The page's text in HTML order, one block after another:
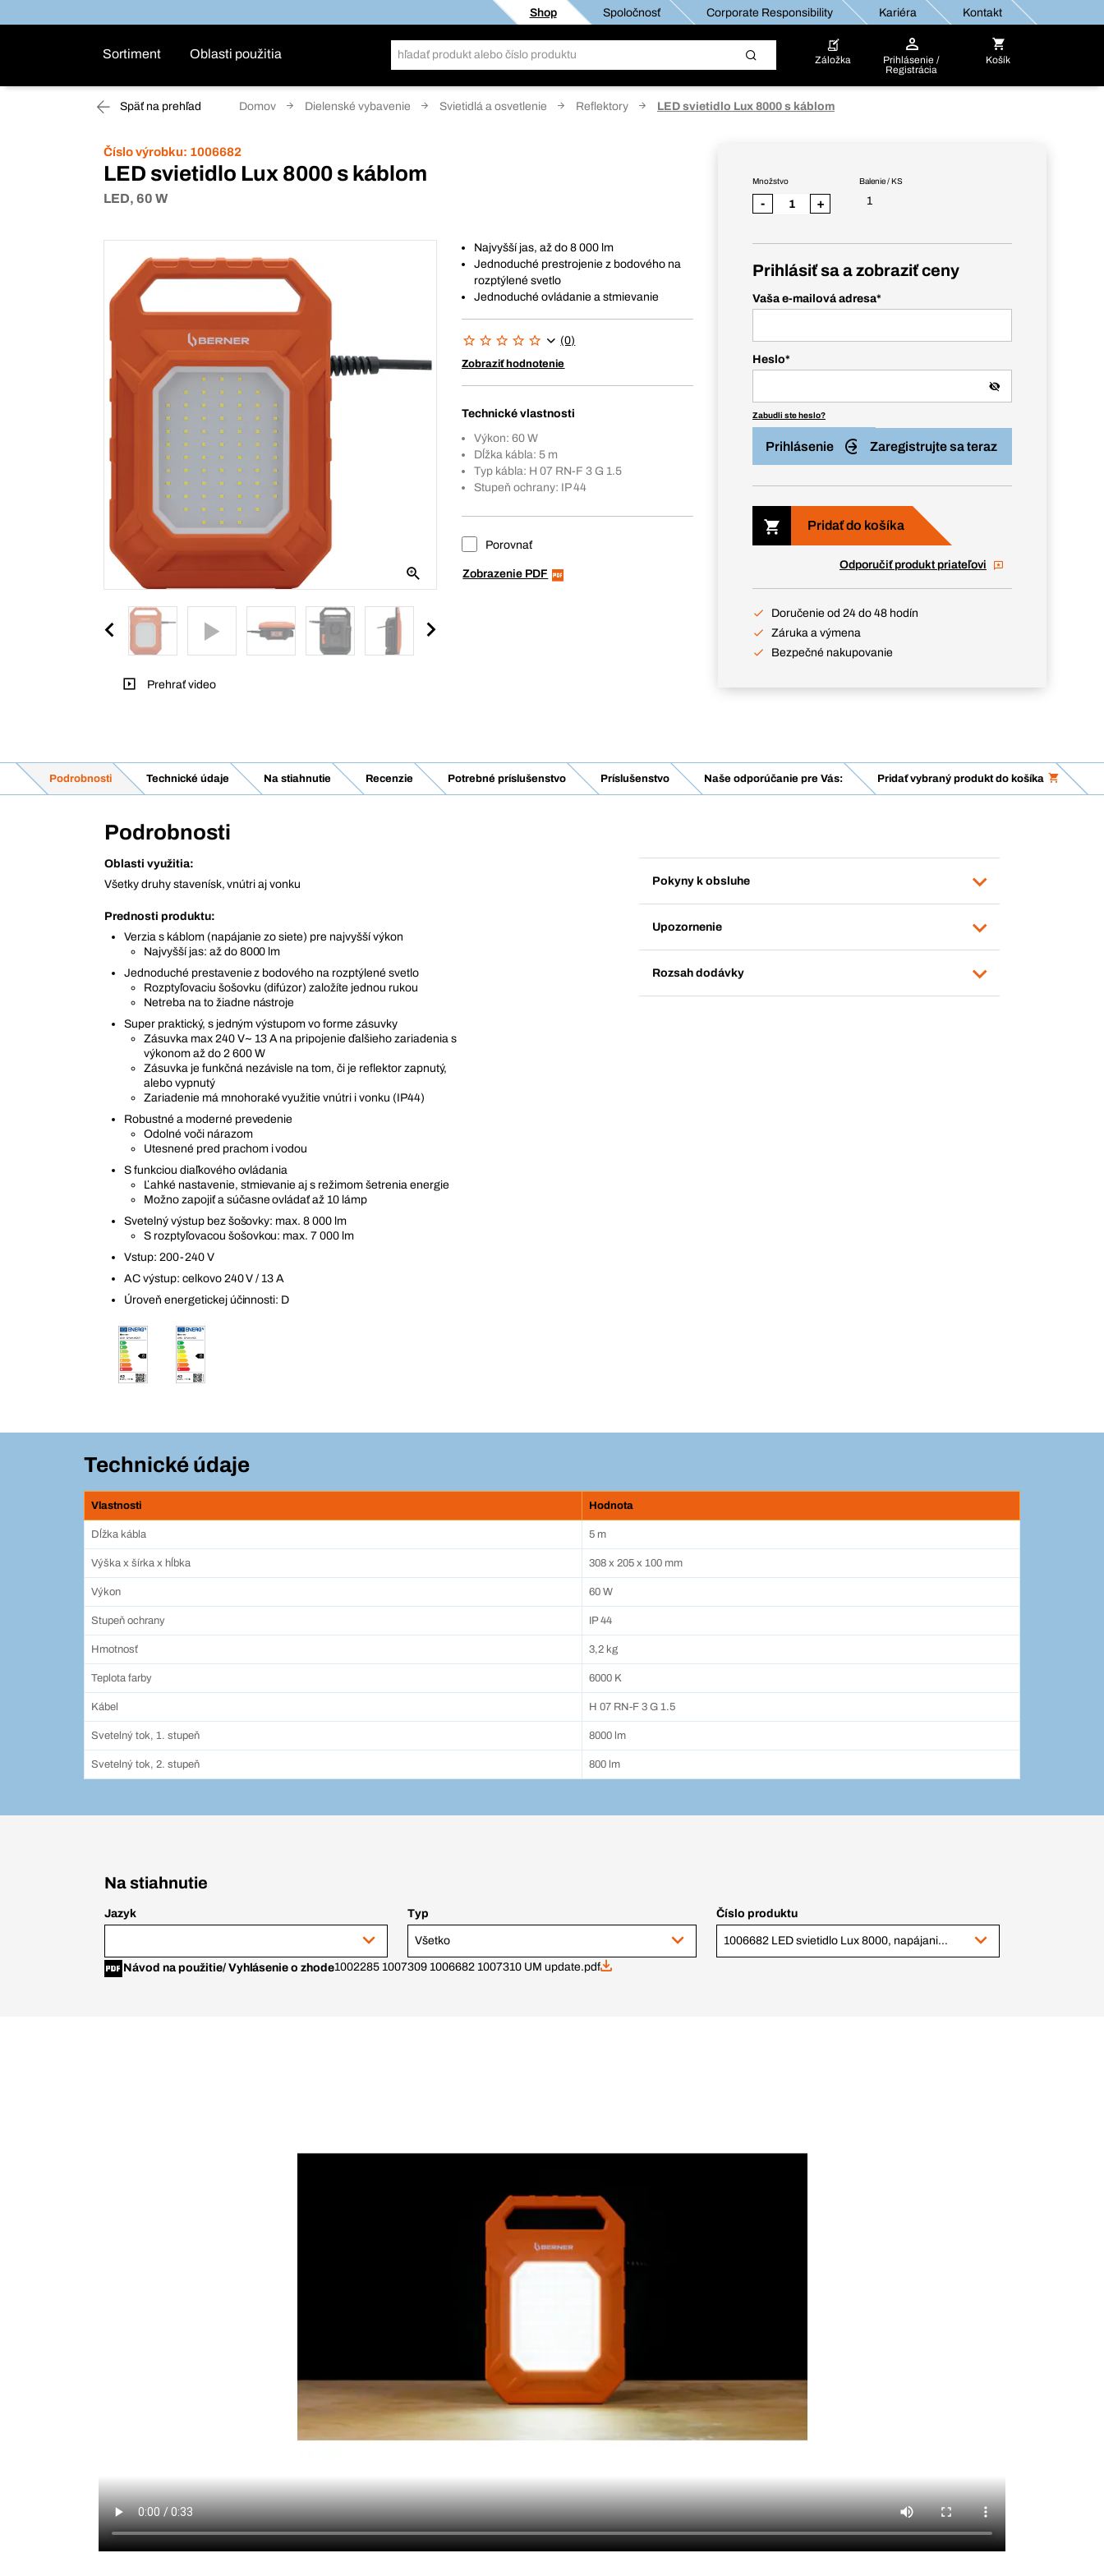
Shop Spoločnosť Corporate Responsibility Kariéra Kontakt
Sortiment Oblasti použitia Záložka
Prihlásenie /
Registrácia
Košík
Späť na prehľad Domov Dielenské vybavenie Svietidlá a osvetlenie Reflektory LED svietidlo Lux 8000 s káblom
Číslo výrobku: 1006682
LED svietidlo Lux 8000 s káblom
LED, 60 W
Prehrať video
Najvyšší jas, až do 8 000 lm
Jednoduché prestrojenie z bodového na
rozptýlené svetlo
Jednoduché ovládanie a stmievanie
(0)
Zobraziť hodnotenie
Technické vlastnosti
Výkon: 60 W
Dĺžka kábla: 5 m
Typ kábla: H 07 RN-F 3 G 1.5
Stupeň ochrany: IP 44
Porovnať
Zobrazenie PDF
Balenie / KS
1
Množstvo
- +
Prihlásiť sa a zobraziť ceny
Vaša e-mailová adresa*
Heslo*
Zabudli ste heslo?
Prihlásenie Zaregistrujte sa teraz
Pridať do košíka
Odporučiť produkt priateľovi
Doručenie od 24 do 48 hodín
Záruka a výmena
Bezpečné nakupovanie
Podrobnosti Technické údaje Na stiahnutie Recenzie Potrebné príslušenstvo Príslušenstvo Naše odporúčanie pre Vás: Pridať vybraný produkt do košíka
Podrobnosti
Oblasti využitia:
Všetky druhy stavenísk, vnútri aj vonku
Prednosti produktu:
Verzia s káblom (napájanie zo siete) pre najvyšší výkon
Najvyšší jas: až do 8000 lm
Jednoduché prestavenie z bodového na rozptýlené svetlo
Rozptyľovaciu šošovku (difúzor) založíte jednou rukou
Netreba na to žiadne nástroje
Super praktický, s jedným výstupom vo forme zásuvky
Zásuvka max 240 V~ 13 A na pripojenie ďalšieho zariadenia s
výkonom až do 2 600 W
Zásuvka je funkčná nezávisle na tom, či je reflektor zapnutý,
alebo vypnutý
Zariadenie má mnohoraké využitie vnútri i vonku (IP44)
Robustné a moderné prevedenie
Odolné voči nárazom
Utesnené pred prachom i vodou
S funkciou diaľkového ovládania
Ľahké nastavenie, stmievanie aj s režimom šetrenia energie
Možno zapojiť a súčasne ovládať až 10 lámp
Svetelný výstup bez šošovky: max. 8 000 lm
S rozptyľovacou šošovkou: max. 7 000 lm
Vstup: 200-240 V
AC výstup: celkovo 240 V / 13 A
Úroveň energetickej účinnosti: D
Pokyny k obsluhe
Upozornenie
Rozsah dodávky
Technické údaje
Vlastnosti Hodnota
Dĺžka kábla 5 m
Výška x šírka x hĺbka 308 x 205 x 100 mm
Výkon 60 W
Stupeň ochrany IP 44
Hmotnosť 3,2 kg
Teplota farby 6000 K
Kábel H 07 RN-F 3 G 1.5
Svetelný tok, 1. stupeň 8000 lm
Svetelný tok, 2. stupeň 800 lm
Na stiahnutie
Jazyk Typ
Všetko
Číslo produktu
1006682 LED svietidlo Lux 8000, napájanie zo siete
Návod na použitie/ Vyhlásenie o zhode1002285 1007309 1006682 1007310 UM update.pdf